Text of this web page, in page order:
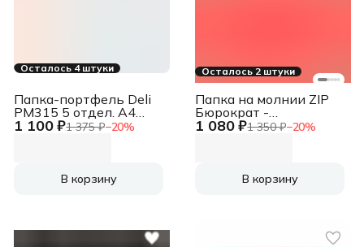
Осталось 4 штуки
1 100 ₽1 375 ₽−20%
Папка-портфель Deli
PM315 5 отдел. A4
полипропилен ассорти
В корзину
Осталось 2 штуки
1 080 ₽1 350 ₽−20%
Папка на молнии ZIP
Бюрократ -
BPM4APINKBL A4+
В корзину